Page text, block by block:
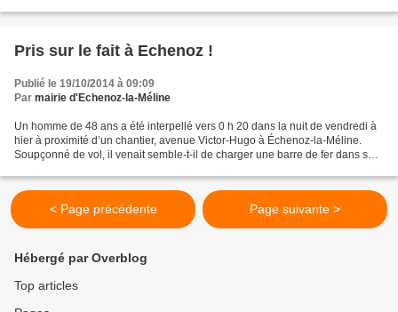
Pris sur le fait à Echenoz !
Publié le 19/10/2014 à 09:09
Par mairie d'Echenoz-la-Méline
Un homme de 48 ans a été interpellé vers 0 h 20 dans la nuit de vendredi à
hier à proximité d’un chantier, avenue Victor-Hugo à Échenoz-la-Méline.
Soupçonné de vol, il venait semble-t-il de charger une barre de fer dans son
< Page précédente Page suivante >
Hébergé par Overblog
Top articles